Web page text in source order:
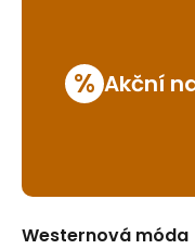
% Akční
Westernová móda